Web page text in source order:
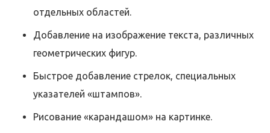
отдельных областей.
Добавление на изображение текста, различных
геометрических фигур.
Быстрое добавление стрелок, специальных
указателей «штампов».
Рисование «карандашом» на картинке.